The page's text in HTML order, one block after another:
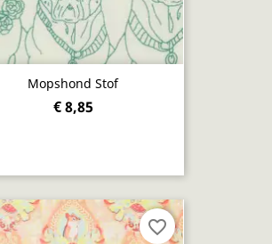
Mopshond Stof
€ 8,85
favorite_border